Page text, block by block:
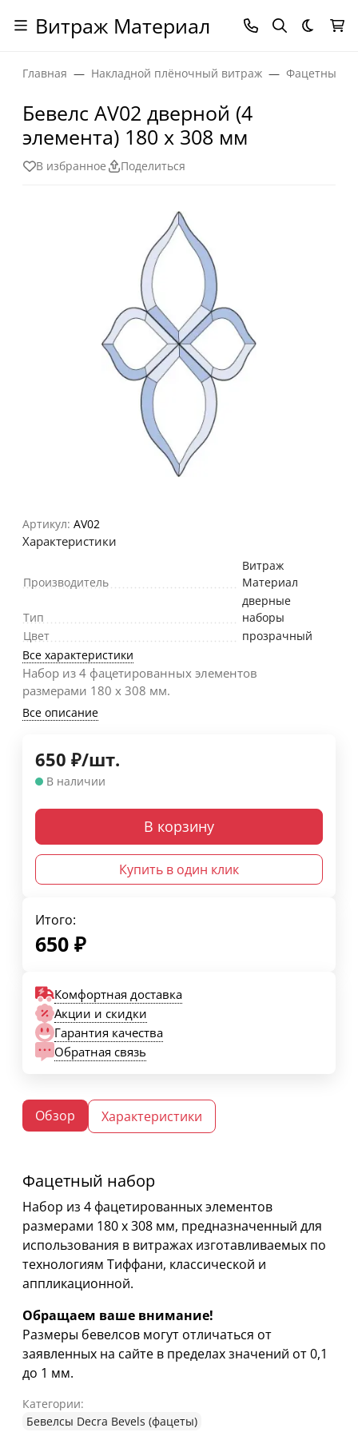
Витраж Материал Темная
Главная Накладной плёночный витраж Фацетные
Бевелс AV02 дверной (4
элемента) 180 х 308 мм
В избранное Поделиться
Артикул: AV02
Характеристики
Производитель
Витраж
Материал
Тип
дверные
наборы
Цвет
прозрачный
Все характеристики
Набор из 4 фацетированных элементов
размерами 180 х 308 мм.
Все описание
650 ₽/шт.
В наличии
В корзину
Купить в один клик
Итого:
650 ₽
Комфортная доставка
Акции и скидки
Гарантия качества
Обратная связь
Обзор Характеристики
Фацетный набор
Набор из 4 фацетированных элементов
размерами 180 х 308 мм, предназначенный для
использования в витражах изготавливаемых по
технологиям Тиффани, классической и
аппликационной.
Обращаем ваше внимание!
Размеры бевелсов могут отличаться от
заявленных на сайте в пределах значений от 0,1
до 1 мм.
Категории:
Бевелсы Decra Bevels (фацеты)